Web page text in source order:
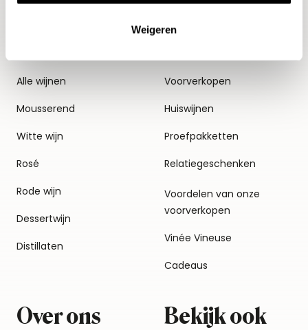
Weigeren
Alle wijnen
Mousserend
Witte wijn
Rosé
Rode wijn
Dessertwijn
Distillaten
Thema's
Voorverkopen
Huiswijnen
Proefpakketten
Relatiegeschenken
Voordelen van onze
voorverkopen
Vinée Vineuse
Cadeaus
Over ons Bekijk ook